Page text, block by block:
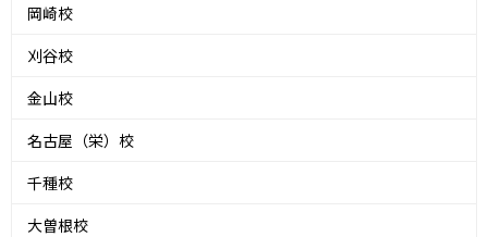
岡崎校
刈谷校
金山校
名古屋（栄）校
千種校
大曽根校